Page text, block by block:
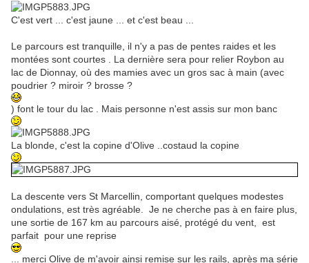
C'est vert ... c'est jaune ... et c'est beau ...
Le parcours est tranquille, il n'y a pas de pentes raides et les
montées sont courtes . La dernière sera pour relier Roybon au
lac de Dionnay, où des mamies avec un gros sac à main (avec
poudrier ? miroir ? brosse ?
) font le tour du lac . Mais personne n'est assis sur mon banc
La blonde, c'est la copine d'Olive ..costaud la copine
La descente vers St Marcellin, comportant quelques modestes
ondulations, est très agréable. Je ne cherche pas à en faire plus,
une sortie de 167 km au parcours aisé, protégé du vent, est
parfait pour une reprise
... merci Olive de m'avoir ainsi remise sur les rails, après ma série